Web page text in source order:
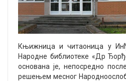
Књижница и читаоница у
Народне библиотеке «Др
основана је, непосредно
решењем месног